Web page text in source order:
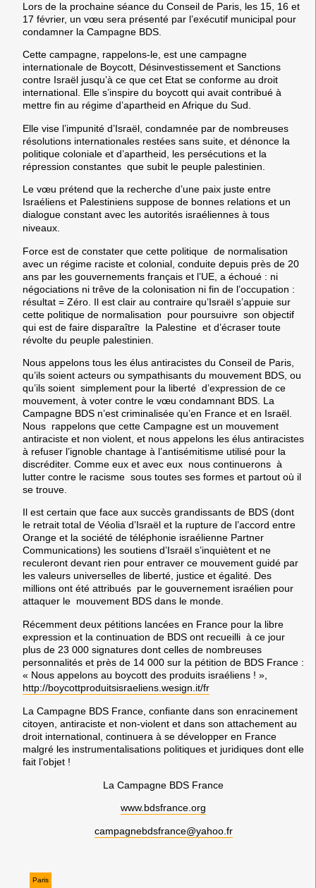
Lors de la prochaine séance du Conseil de Paris, les 15, 16 et
17 février, un vœu sera présenté par l’exécutif municipal pour
condamner la Campagne BDS.
Cette campagne, rappelons-le, est une campagne
internationale de Boycott, Désinvestissement et Sanctions
contre Israël jusqu’à ce que cet Etat se conforme au droit
international. Elle s’inspire du boycott qui avait contribué à
mettre fin au régime d’apartheid en Afrique du Sud.
Elle vise l’impunité d’Israël, condamnée par de nombreuses
résolutions internationales restées sans suite, et dénonce la
politique coloniale et d’apartheid, les persécutions et la
répression constantes que subit le peuple palestinien.
Le vœu prétend que la recherche d’une paix juste entre
Israéliens et Palestiniens suppose de bonnes relations et un
dialogue constant avec les autorités israéliennes à tous
niveaux.
Force est de constater que cette politique ​ de normalisation
avec un régime raciste et colonial,​ conduite depuis près de 20
ans par les gouvernements français et l’UE,​ a échoué :​ ni
négociations ni trêve de la colonisation ni fin de l’occupation :
résultat = Zéro.​ Il est clair​ au contraire​ qu’Israël s’appuie sur ​
cette politique de normalisation ​ pour ​poursuivre ​ son objectif
qui est de ​faire disparaître ​ la Palestine et d’écraser toute
révolte du peuple palestinien.
Nous appelons tous les élus antiracistes du Conseil de Paris,
qu’ils soient acteurs ou sympathisants du mouvement BDS, ou
qu​’ils soient simplement​ pour​ la liberté d’expression de ce
mouvement, à voter contre le vœu condamnant BDS. La
Campagne BDS n’est criminalisée qu’en France et en Israël​.
Nous rappelons que cette Campagne est un mouvement
antiraciste et non violent, et nous appelons les élus antiracistes​
à refuser l’ignoble chantage à l’antisémitisme utilisé pour la
discréditer. Comme eux et avec eux nous continuerons à
lutter contre le racisme sous toutes ses formes et partout où il
se trouve.
Il est certain que face aux succès grandissants de BDS (dont
le retrait total de Véolia d’Israël et la rupture de l’accord entre
Orange et la société de téléphonie israélienne Partner
Communications) les soutiens d’Israël s’inquiètent et ne
reculeront devant rien pour entraver ce mouvement guidé par
les valeurs universelles de liberté, justice et égalité. Des
millions ont été attribués par le gouvernement israélien pour
attaquer le mouvement BDS dans le monde.
Récemment deux pétitions lancées en France pour la libre
expression et la continuation de BDS ont recueilli à ce jour
plus de 23 000 signatures dont celles de nombreuses
personnalités et près de 14 000 sur la pétition de BDS France :
« Nous appelons au boycott des produits israéliens ! »,
http://boycottproduitsisraeliens.wesign.it/fr
La Campagne BDS France, confiante dans son enracinement
citoyen, antiraciste et non-violent et dans son attachement au
droit international, continuera à se développer en France
malgré les instrumentalisations politiques et juridiques dont elle
fait l’objet !
La Campagne BDS France
www.bdsfrance.org
campagnebdsfrance@yahoo.fr
Paris